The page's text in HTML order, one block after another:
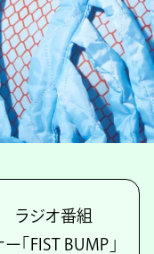
ラジオ番組
「FIST BUMP」